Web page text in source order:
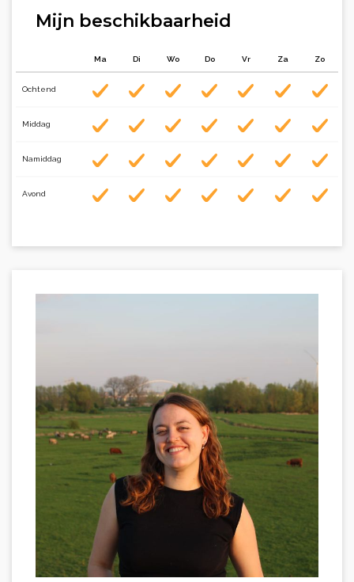
Mijn beschikbaarheid
Ma Di Wo Do Vr Za Zo
Ochtend
Middag
Namiddag
Avond